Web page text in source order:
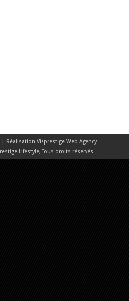
| Réalisation Viaprestige Web Agency
Lifestyle, Tous droits réservés